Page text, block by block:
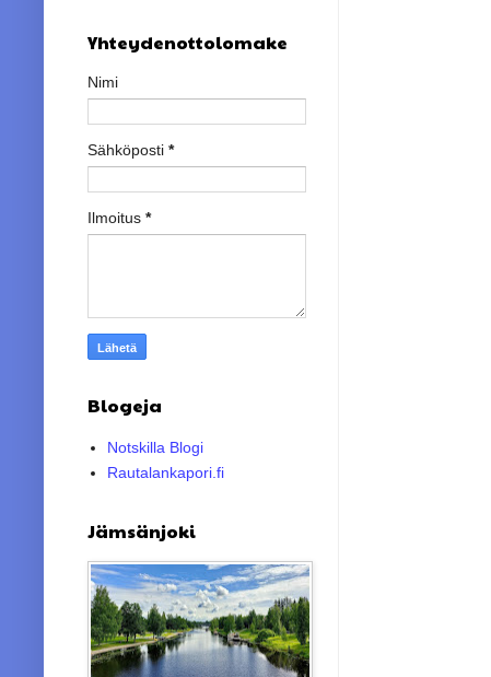
Yhteydenottolomake
Nimi
Sähköposti *
Ilmoitus *
Blogeja
Notskilla Blogi
Rautalankapori.fi
Jämsänjoki